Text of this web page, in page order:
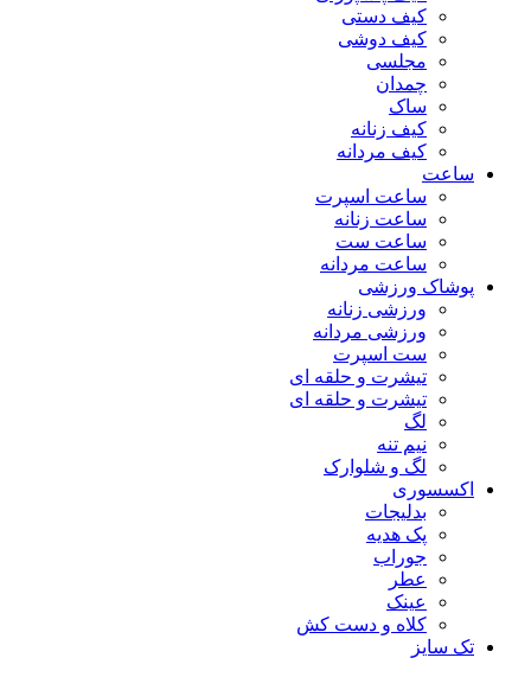
کیف دستی
کیف دوشی
مجلسی
چمدان
ساک
کیف زنانه
کیف مردانه
ساعت
ساعت اسپرت
ساعت زنانه
ساعت ست
ساعت مردانه
پوشاک ورزشی
ورزشی زنانه
ورزشی مردانه
ست اسپرت
تیشرت و حلقه ای
تیشرت و حلقه ای
لگ
نیم تنه
لگ و شلوارک
اکسسوری
بدلیجات
پک هدیه
جوراب
عطر
عینک
کلاه و دست کش
تک سایز